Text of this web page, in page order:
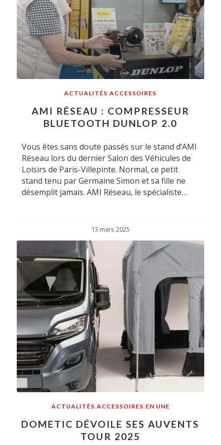
ACTUALITÉS ,ACCESSOIRES
AMI RÉSEAU : COMPRESSEUR
BLUETOOTH DUNLOP 2.0
Vous êtes sans doute passés sur le stand d’AMI
Réseau lors du dernier Salon des Véhicules de
Loisirs de Paris-Villepinte. Normal, ce petit
stand tenu par Germaine Simon et sa fille ne
désemplit jamais. AMI Réseau, le spécialiste…
13 mars 2025
ACTUALITÉS,ACCESSOIRES, EN UNE
DOMETIC DÉVOILE SES AUVENTS
TOUR 2025